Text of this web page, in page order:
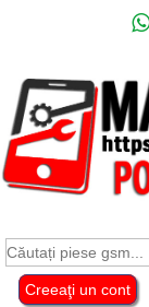
Creeaţi un cont